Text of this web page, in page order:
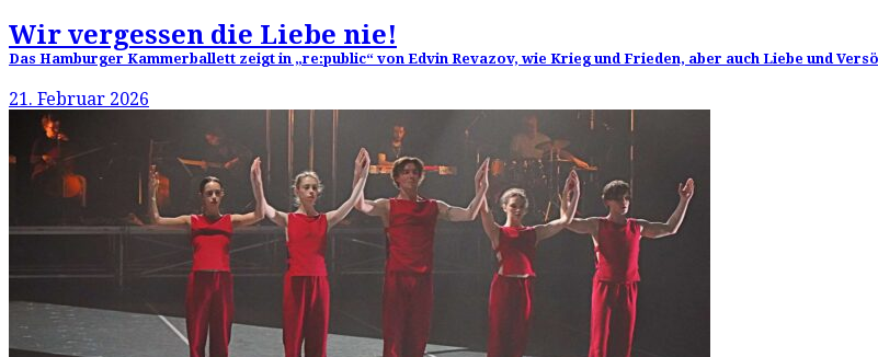
Wir vergessen die Liebe nie!
Das Hamburger Kammerballett zeigt in „re:public“ von Edvin Revazov, wie Krieg und Frieden, aber auch Liebe und
21. Februar 2026